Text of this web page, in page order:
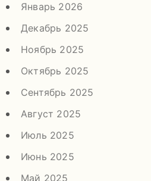
Январь 2026
Декабрь 2025
Ноябрь 2025
Октябрь 2025
Сентябрь 2025
Август 2025
Июль 2025
Июнь 2025
Май 2025